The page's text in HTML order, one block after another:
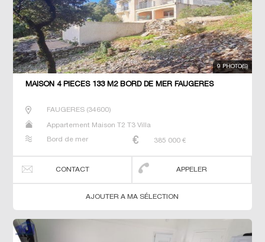
9 PHOTO(S)
MAISON 4 PIECES 133 M2 BORD DE MER FAUGERES
FAUGERES(34600)
Appartement Maison T2 T3 Villa
Bord de mer 385 000 €
CONTACT APPELER
AJOUTER A MA SÉLECTION